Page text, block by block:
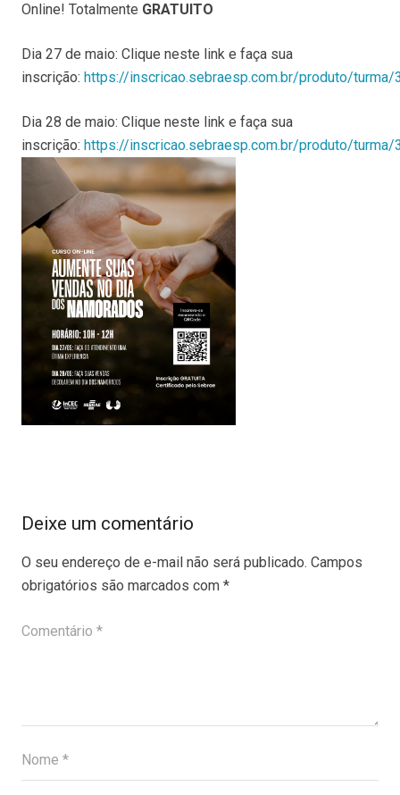
Online! Totalmente GRATUITO
Dia 27 de maio: Clique neste link e faça sua
inscrição: https://inscricao.sebraesp.com.br/produto/turma/
Dia 28 de maio: Clique neste link e faça sua
inscrição: https://inscricao.sebraesp.com.br/produto/turma/
Deixe um comentário
O seu endereço de e-mail não será publicado. Campos
obrigatórios são marcados com *